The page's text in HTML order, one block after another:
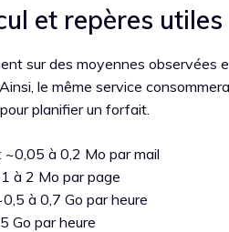
et repères utiles
sur des moyennes
le même service
planifier un forfait.
~0,05 à 0,2 Mo par mail
à 2 Mo par page
à 0,7 Go par heure
Go par heure